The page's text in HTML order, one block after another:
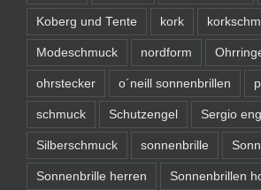
Koberg und Tente kork
Modeschmuck nordform
ohrstecker o´neill sonnenbrillen
schmuck Schutzengel Sergio
Silberschmuck sonnenbrille
Sonnenbrille herren Sonnenbrillen